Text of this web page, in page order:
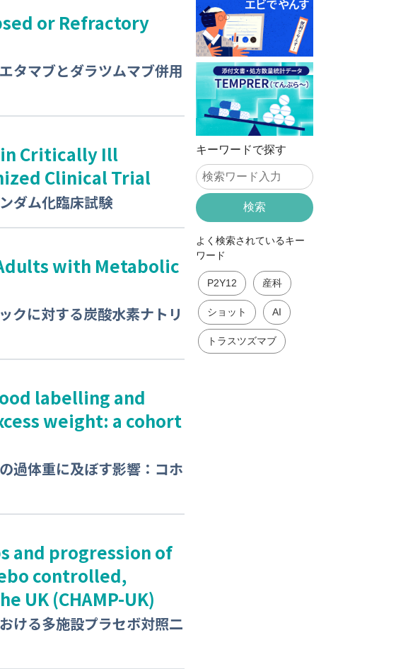
or Refractory
タマブとダラツムマブ併用
in Critically Ill
Clinical Trial
ダム化臨床試験
with Metabolic
クに対する炭酸水素ナトリ
labelling and
weight: a cohort
過体重に及ぼす影響：コホ
and progression of
controlled,
UK (CHAMP-UK)
ける多施設プラセボ対照二
キーワードで探す
検索
よく検索されているキー
ワード
P2Y12 産科
ショット AI
トラスツズマブ